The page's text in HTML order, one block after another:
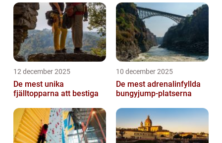
12 december 2025
De mest unika
fjälltopparna att bestiga
10 december 2025
De mest adrenalinfyllda
bungyjump-platserna